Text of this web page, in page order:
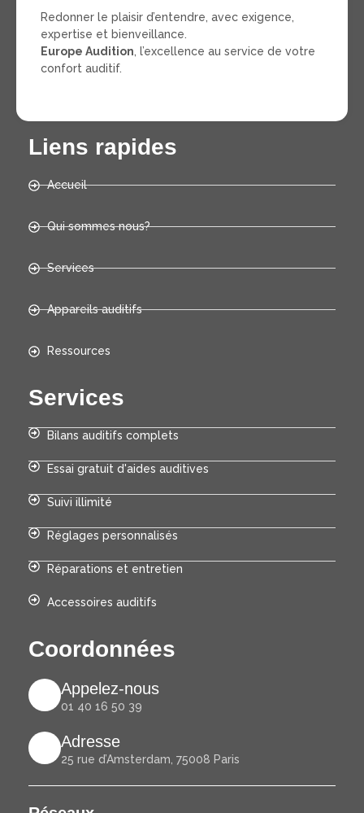
Redonner le plaisir d’entendre, avec exigence,
expertise et bienveillance.
Europe Audition, l’excellence au service de votre
confort auditif.
Liens rapides
Accueil
Qui sommes nous?
Services
Appareils auditifs
Ressources
Services
Bilans auditifs complets
Essai gratuit d'aides auditives
Suivi illimité
Réglages personnalisés
Réparations et entretien
Accessoires auditifs
Coordonnées
Appelez-nous
01 40 16 50 39
Adresse
25 rue d’Amsterdam, 75008 Paris